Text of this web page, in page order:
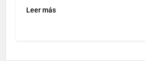
Leer más